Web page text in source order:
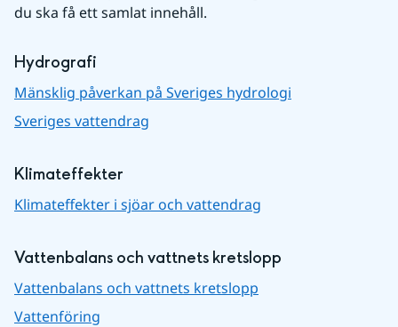
du ska få ett samlat innehåll.
Hydrografi
Mänsklig påverkan på Sveriges hydrologi
Sveriges vattendrag
Klimateffekter
Klimateffekter i sjöar och vattendrag
Vattenbalans och vattnets kretslopp
Vattenbalans och vattnets kretslopp
Vattenföring